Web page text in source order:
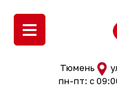
Тюмень
пн-пт: с